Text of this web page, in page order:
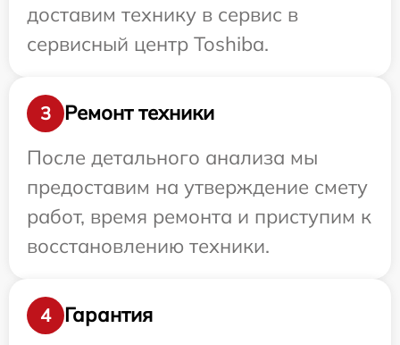
доставим технику в сервис в
сервисный центр Toshiba.
3
Ремонт техники
После детального анализа мы
предоставим на утверждение смету
работ, время ремонта и приступим к
восстановлению техники.
4
Гарантия